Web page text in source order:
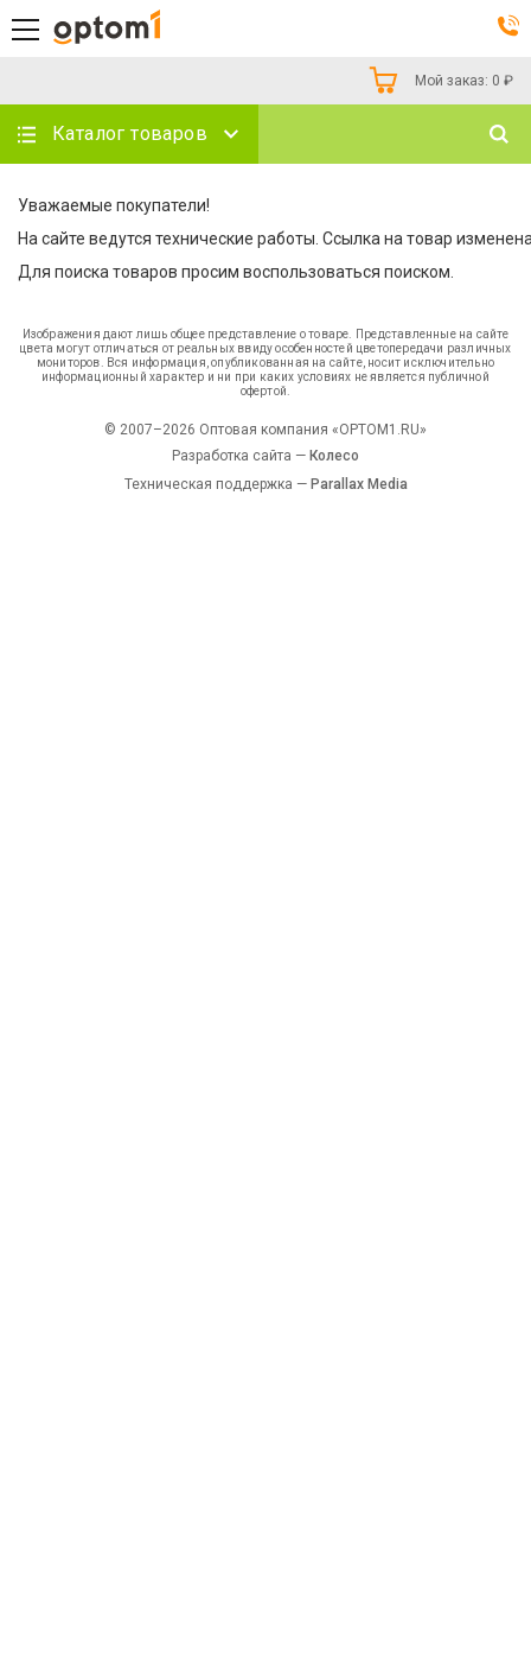
Мой заказ: 0 ₽
Каталог товаров
Уважаемые покупатели!
На сайте ведутся технические работы. Ссылка на товар
Для поиска товаров просим воспользоваться поиском.
Изображения дают лишь общее представление о товаре. Представленные на сайте
цвета могут отличаться от реальных ввиду особенностей цветопередачи различных
мониторов. Вся информация, опубликованная на сайте, носит исключительно
информационный характер и ни при каких условиях не является публичной
офертой.
© 2007–2026 Оптовая компания «OPTOM1.RU»
Разработка сайта — Колесо
Техническая поддержка — Parallax Media